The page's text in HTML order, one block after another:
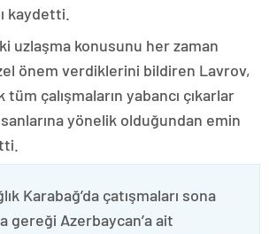
kaydetti.
uzlaşma konusunu her zaman
önem verdiklerini bildiren Lavrov,
tüm çalışmaların yabancı çıkarlar
yönelik olduğundan emin
Karabağ’da çatışmaları sona
gereği Azerbaycan’a ait